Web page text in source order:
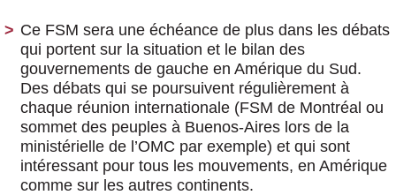
Ce FSM sera une échéance de plus dans les débats
qui portent sur la situation et le bilan des
gouvernements de gauche en Amérique du Sud.
Des débats qui se poursuivent régulièrement à
chaque réunion internationale (FSM de Montréal ou
sommet des peuples à Buenos-Aires lors de la
ministérielle de l’OMC par exemple) et qui sont
intéressant pour tous les mouvements, en Amérique
comme sur les autres continents.